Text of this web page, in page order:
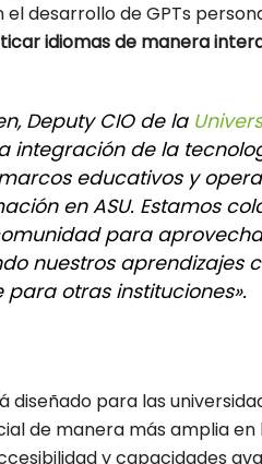
desarrollo de GPTs
idiomas de manera
Deputy CIO de la
integración de la
educativos y
en ASU. Estamos
para
nuestros aprendizajes
para otras instituciones».
diseñado para las
de manera más amplia
y capacidades